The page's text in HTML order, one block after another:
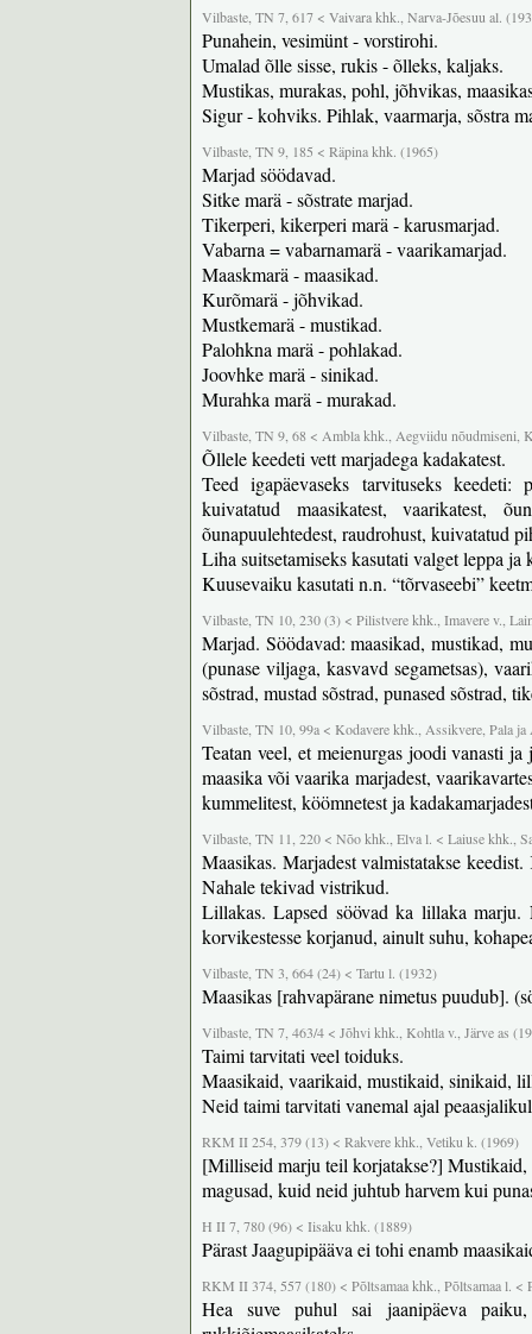
Vilbaste, TN 7, 617 < Vaivara khk., Narva-Jõesuu al.
Punahein, vesimünt - vorstirohi.
Umalad õlle sisse, rukis - õlleks, kaljaks.
Mustikas, murakas, pohl, jõhvikas,
Sigur - kohviks. Pihlak, vaarmarja, sõstra
Vilbaste, TN 9, 185 < Räpina khk. (1965)
Marjad söödavad.
Sitke marä - sõstrate marjad.
Tikerperi, kikerperi marä - karusmarjad.
Vabarna = vabarnamarä - vaarikamarjad.
Maaskmarä - maasikad.
Kurõmarä - jõhvikad.
Mustkemarä - mustikad.
Palohkna marä - pohlakad.
Joovhke marä - sinikad.
Murahka marä - murakad.
Vilbaste, TN 9, 68 < Ambla khk., Aegviidu nõudmiseni,
Õllele keedeti vett marjadega kadakatest.
Teed igapäevaseks tarvituseks keedeti:
kuivatatud maasikatest, vaarikatest,
õunapuulehtedest, raudrohust, kuivatatud
Liha suitsetamiseks kasutati valget leppa ja
Kuusevaiku kasutati n.n. “tõrvaseebi”
Vilbaste, TN 10, 230 (3) < Pilistvere khk., Imavere v.,
Marjad. Söödavad: maasikad, mustikad,
(punase viljaga, kasvavd segametsas),
sõstrad, mustad sõstrad, punased sõstrad,
Vilbaste, TN 10, 99a < Kodavere khk., Assikvere, Pala
Teatan veel, et meienurgas joodi vanasti
maasika või vaarika marjadest,
kummelitest, köömnetest ja
Vilbaste, TN 11, 220 < Nõo khk., Elva l. < Laiuse khk.,
Maasikas. Marjadest valmistatakse
Nahale tekivad vistrikud.
Lillakas. Lapsed söövad ka lillaka
korvikestesse korjanud, ainult suhu,
Vilbaste, TN 3, 664 (24) < Tartu l. (1932)
Maasikas [rahvapärane nimetus puudub].
Vilbaste, TN 7, 463/4 < Jõhvi khk., Kohtla v., Järve as
Taimi tarvitati veel toiduks.
Maasikaid, vaarikaid, mustikaid, sinikaid,
Neid taimi tarvitati vanemal ajal
RKM II 254, 379 (13) < Rakvere khk., Vetiku k. (1969)
[Milliseid marju teil korjatakse?]
magusad, kuid neid juhtub harvem kui
H II 7, 780 (96) < Iisaku khk. (1889)
Pärast Jaagupipääva ei tohi enamb
RKM II 374, 557 (180) < Põltsamaa khk., Põltsamaa l. <
Hea suve puhul sai jaanipäeva